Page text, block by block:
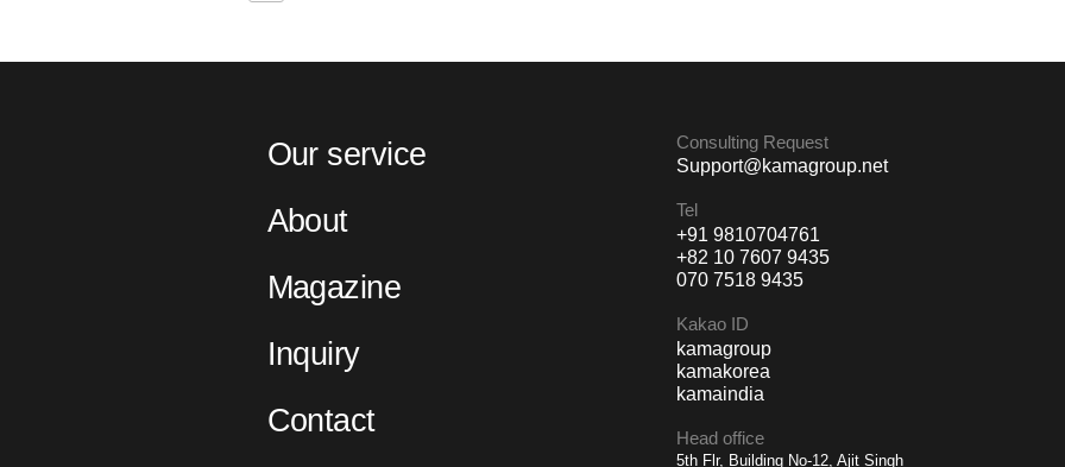
Our service
About
Magazine
Inquiry
Contact
Consulting Request
Support@kamagroup.net
Tel
+91 9810704761
+82 10 7607 9435
070 7518 9435
Kakao ID
kamagroup
kamakorea
kamaindia
Head office
5th Flr, Building No-12, Ajit Singh